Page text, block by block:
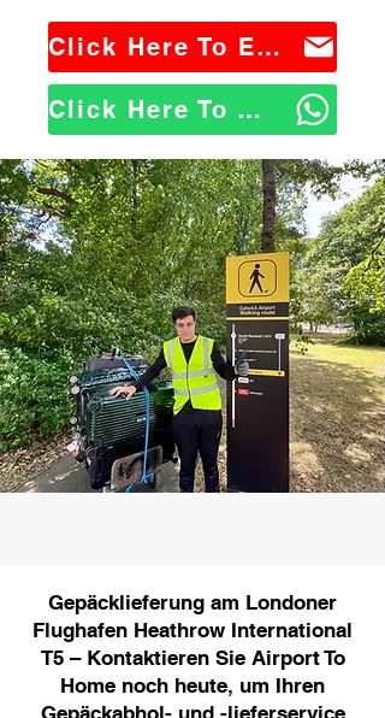
Click Here To Email Us
Click Here To WhatsApp Us
Gepäcklieferung am Londoner
Flughafen Heathrow International
T5 – Kontaktieren Sie Airport To
Home noch heute, um Ihren
Gepäckabhol- und -lieferservice